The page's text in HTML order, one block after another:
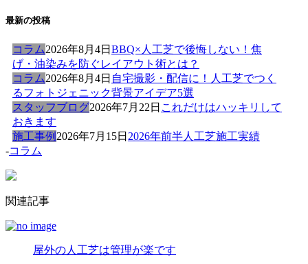
最新の投稿
コラム2026年8月4日 BBQ×人工芝で後悔しない！焦
げ・油染みを防ぐレイアウト術とは？
コラム2026年8月4日 自宅撮影・配信に！人工芝でつく
るフォトジェニック背景アイデア5選
スタッフブログ2026年7月22日 これだけはハッキリして
おきます
施工事例 2026年7月15日 2026年前半人工芝施工実績
-コラム
関連記事
屋外の人工芝は管理が楽です